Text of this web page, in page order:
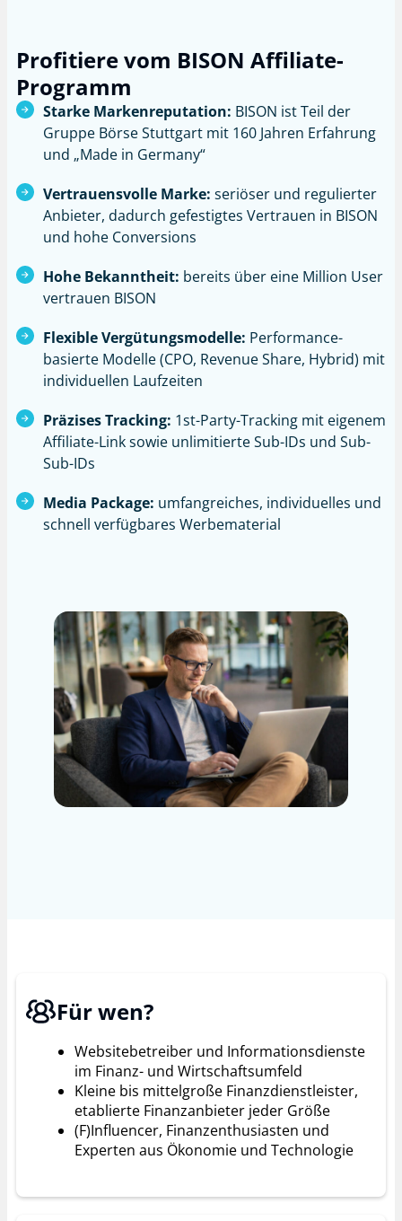
Profitiere vom BISON Affiliate-
Programm
Starke Markenreputation: BISON ist Teil der
Gruppe Börse Stuttgart mit 160 Jahren Erfahrung
und „Made in Germany“
Vertrauensvolle Marke: seriöser und regulierter
Anbieter, dadurch gefestigtes Vertrauen in BISON
und hohe Conversions
Hohe Bekanntheit: bereits über eine Million User
vertrauen BISON
Flexible Vergütungsmodelle: Performance-
basierte Modelle (CPO, Revenue Share, Hybrid) mit
individuellen Laufzeiten
Präzises Tracking: 1st-Party-Tracking mit eigenem
Affiliate-Link sowie unlimitierte Sub-IDs und Sub-
Sub-IDs
Media Package: umfangreiches, individuelles und
schnell verfügbares Werbematerial
Für wen? ​
Websitebetreiber und Informationsdienste
im Finanz- und Wirtschaftsumfeld
Kleine bis mittelgroße Finanzdienstleister,
etablierte Finanzanbieter jeder Größe
(F)Influencer, Finanzenthusiasten und
Experten aus Ökonomie und Technologie